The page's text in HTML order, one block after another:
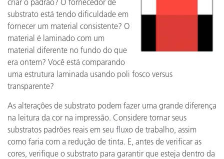
substrato está tendo dificuldade em
fornecer um material consistente? O
material é laminado com um
material diferente no fundo do que
era ontem? Você está comparando
uma estrutura laminada usando poli fosco versus
transparente?
As alterações de substrato podem fazer uma grande diferença
na leitura da cor na impressão. Considere tornar seus
substratos padrões reais em seu fluxo de trabalho, assim
como faria com a redução de tinta. E, antes de verificar as
cores, verifique o substrato para garantir que esteja dentro da